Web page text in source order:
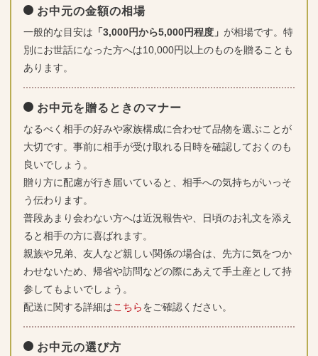
お中元の金額の相場
一般的な目安は 「3,000円から5,000円程度」 が相場です。特
別にお世話になった方へは10,000円以上のものを贈ることも
あります。
お中元を贈るときのマナー
なるべく相手の好みや家族構成に合わせて品物を選ぶことが
大切です。事前に相手が受け取れる日時を確認しておくのも
良いでしょう。
贈り方に配慮が行き届いていると、相手への気持ちがいっそ
う伝わります。
普段あまり会わない方へは近況報告や、日頃のお礼文を添え
ると相手の方に喜ばれます。
親族や兄弟、友人など親しい関係の場合は、先方に気をつか
わせないため、帰省や訪問などの際にあえて手土産として持
参してもよいでしょう。
配送に関する詳細はこちらをご確認ください。
お中元の選び方